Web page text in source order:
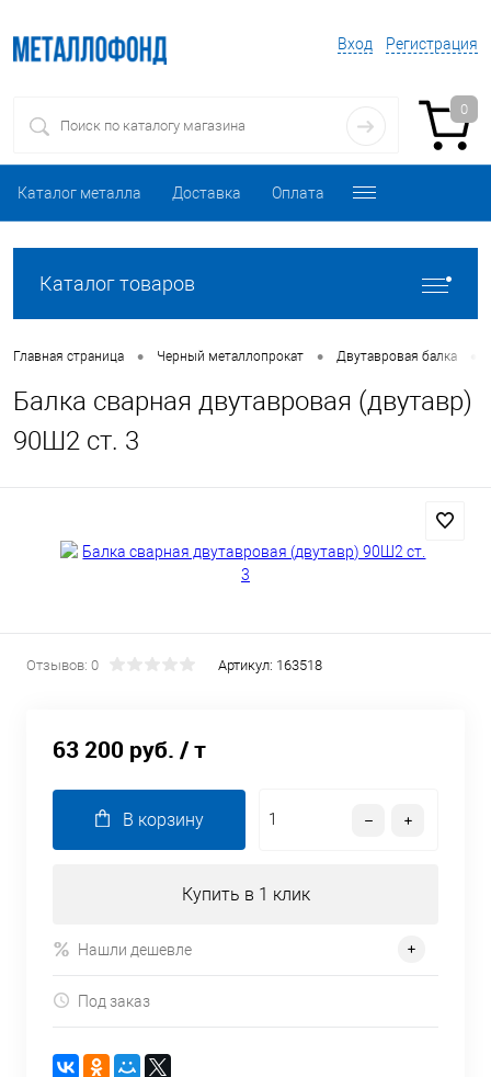
Вход Регистрация
0
Каталог металла Доставка Оплата
Каталог товаров
Главная страница • Черный металлопрокат • Двутавровая балка
Балка сварная двутавровая (двутавр)
90Ш2 ст. 3
Отзывов: 0 Артикул: 163518
63 200 руб. / т
В корзину
Купить в 1 клик
Нашли дешевле
Под заказ